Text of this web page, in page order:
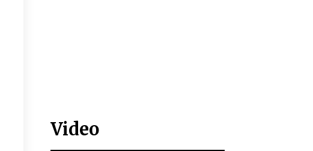
Video